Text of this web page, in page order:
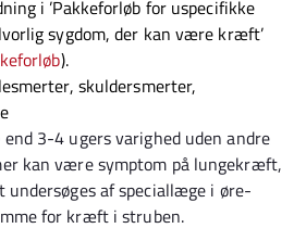
i ’Pakkeforløb for uspecifikke
sygdom, der kan være kræft’
).
skuldersmerter,
3-4 ugers varighed uden andre
kan være symptom på lungekræft,
af speciallæge i øre-
for kræft i struben.